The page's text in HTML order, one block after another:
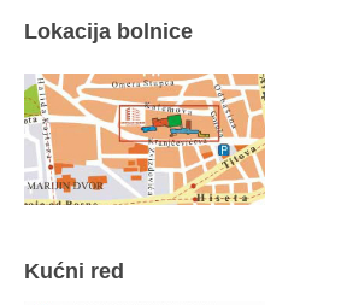
Lokacija bolnice
Kućni red